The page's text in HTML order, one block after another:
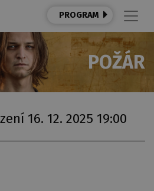
PROGRAM
POŽÁR
16. 12. 2025 19:00